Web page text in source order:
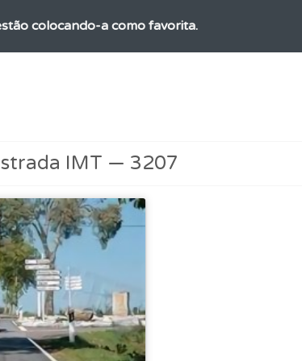
colocando-a como favorita.
o seu perfil com os seus amigos.
que usamos na plataforma.
no seu perfil.
IMT — 3207